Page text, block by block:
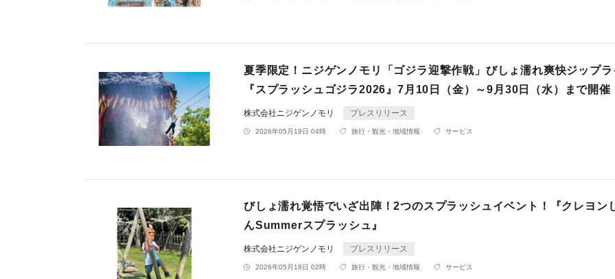
夏季限定！ニジゲンノモリ「ゴジラ迎撃作戦」びしょ濡れ爽快ジップラ
『スプラッシュゴジラ2026』7月10日（金）～9月30日（水）まで開催
株式会社ニジゲンノモリ プレスリリース
2026年05月19日 04時 旅行・観光・地域情報 サービス
びしょ濡れ覚悟でいざ出陣！2つのスプラッシュイベント！『クレヨン
んSummerスプラッシュ』
株式会社ニジゲンノモリ プレスリリース
2026年05月18日 02時 旅行・観光・地域情報 サービス